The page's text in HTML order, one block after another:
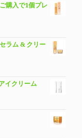
購入で1個プレ
ラム & クリー
イクリーム